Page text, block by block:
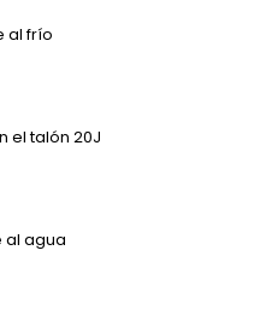
al frío
el talón 20J
al agua